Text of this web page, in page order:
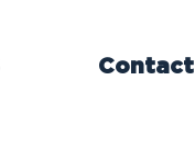
Contact